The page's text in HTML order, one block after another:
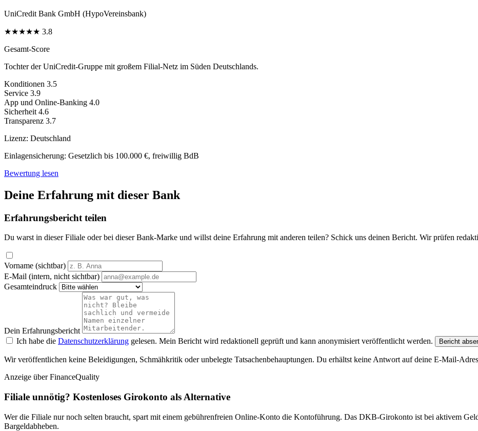
UniCredit Bank GmbH (HypoVereinsbank)
★★★★★ 3.8
Gesamt-Score
Tochter der UniCredit-Gruppe mit großem Filial-Netz im Süden Deutschlands.
Konditionen 3.5
Service 3.9
App und Online-Banking 4.0
Sicherheit 4.6
Transparenz 3.7
Lizenz: Deutschland
Einlagensicherung: Gesetzlich bis 100.000 €, freiwillig BdB
Bewertung lesen
Deine Erfahrung mit dieser Bank
Erfahrungsbericht teilen
Du warst in dieser Filiale oder bei dieser Bank-Marke und willst deine Erfahrung mit anderen teilen? Schick uns deinen Bericht. Wir prüfen
Vorname (sichtbar)
E-Mail (intern, nicht sichtbar)
Gesamteindruck
Dein Erfahrungsbericht
Ich habe die Datenschutzerklärung gelesen. Mein Bericht wird redaktionell geprüft und kann anonymisiert veröffentlicht werden. Bericht
Wir veröffentlichen keine Beleidigungen, Schmähkritik oder unbelegte Tatsachenbehauptungen. Du erhältst keine Antwort auf deine E-Mail-
Anzeige über FinanceQuality
Filiale unnötig? Kostenloses Girokonto als Alternative
Wer die Filiale nur noch selten braucht, spart mit einem gebührenfreien Online-Konto die Kontoführung. Das DKB-Girokonto ist bei aktivem
Bargeldabheben.